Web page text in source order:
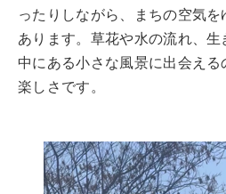
ったりしながら、まちの空気
あります。草花や水の流れ、
中にある小さな風景に出会え
楽しさです。